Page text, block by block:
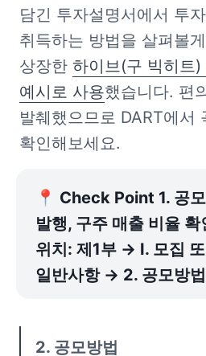
담긴 투자설명서에서 투
취득하는 방법을 살펴볼
상장한 하이브(구 빅히트
예시로 사용했습니다. 편
발췌했으므로 DART에서
확인해보세요.
📍 Check Point 1. 공
발행, 구주 매출 비율 확
위치: 제1부 → Ⅰ. 모집
일반사항 → 2. 공모방법